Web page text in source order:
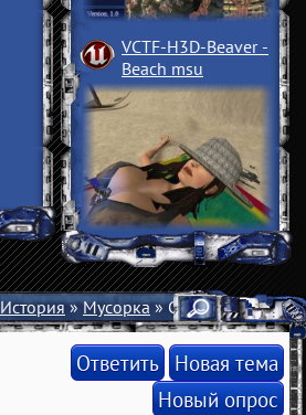
VCTF-H3D-Beaver ­
Beach msu
История»Мусорка» Скууууууууууука!
Ответить Новая тема
Новый опрос